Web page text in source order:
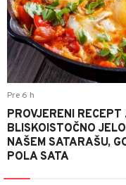
Pre 6 h
PROVJERENI
BLISKOISTOČNO
NAŠEM SATARAŠU,
POLA SATA